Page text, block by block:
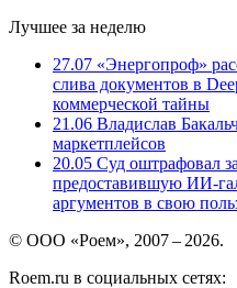
Лучшее за неделю
27.07 «Энергопроф»
слива документов в
коммерческой тайны
21.06 Владислав
маркетплейсов
20.05 Суд оштрафовал
предоставившую ИИ-
аргументов в свою
© ООО «Роем», 2007 – 2026.
Roem.ru в социальных сетях: